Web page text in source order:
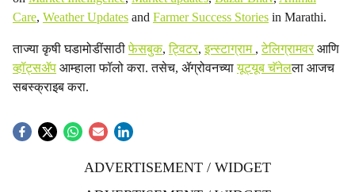
Care, Weather Updates and Farmer Success Stories in Marathi.
ताज्या कृषी घडामोडींसाठीफेसबुक,ट्विटर,इन्स्टाग्राम ,टेलिग्रामवरआणि
व्हॉट्सॲप आम्हाला फॉलो करा. तसेच, ॲग्रोवनच्यायूट्यूब चॅनेलला आजच
सबस्क्राइब करा.
ADVERTISEMENT / WIDGET